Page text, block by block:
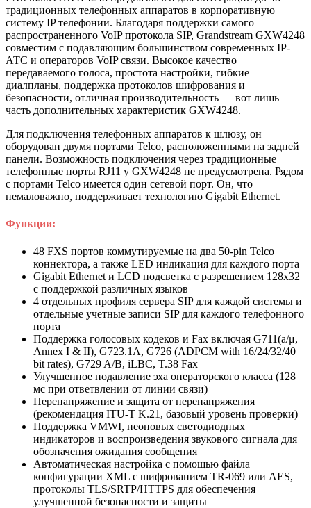
традиционных телефонных аппаратов в корпоративную
систему IP телефонии. Благодаря поддержки самого
распространенного VoIP протокола SIP, Grandstream GXW4248
совместим с подавляющим большинством современных IP-
АТС и операторов VoIP связи. Высокое качество
передаваемого голоса, простота настройки, гибкие
диалпланы, поддержка протоколов шифрования и
безопасности, отличная производительность — вот лишь
часть дополнительных характеристик GXW4248.
Для подключения телефонных аппаратов к шлюзу, он
оборудован двумя портами Telco, расположенными на задней
панели. Возможность подключения через традиционные
телефонные порты RJ11 у GXW4248 не предусмотрена. Рядом
с портами Telco имеется один сетевой порт. Он, что
немаловажно, поддерживает технологию Gigabit Ethernet.
Функции:
48 FXS портов коммутируемые на два 50-pin Telco
коннектора, а также LED индикация для каждого порта
Gigabit Ethernet и LCD подсветка с разрешением 128х32
с поддержкой различных языков
4 отдельных профиля сервера SIP для каждой системы и
отдельные учетные записи SIP для каждого телефонного
порта
Поддержка голосовых кодеков и Fax включая G711(a/μ,
Annex I & II), G723.1A, G726 (ADPCM with 16/24/32/40
bit rates), G729 A/B, iLBC, T.38 Fax
Улучшенное подавление эха операторского класса (128
мс при ответвлении от линии связи)
Перенапряжение и защита от перенапряжения
(рекомендация ITU-T K.21, базовый уровень проверки)
Поддержка VMWI, неоновых светодиодных
индикаторов и воспроизведения звукового сигнала для
обозначения ожидания сообщения
Автоматическая настройка с помощью файла
конфигурации XML с шифрованием TR-069 или AES,
протоколы TLS/SRTP/HTTPS для обеспечения
улучшенной безопасности и защиты